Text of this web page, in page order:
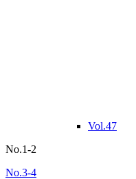
Vol.47
No.1-2
No.3-4